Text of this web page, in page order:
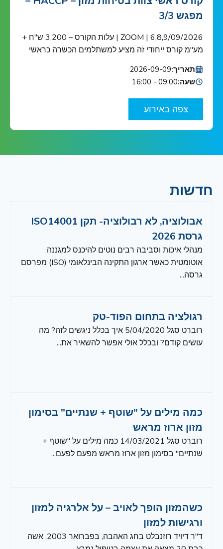
מפגש 3/3
6,8,9/09/2026 | ZOOM | עלות הקורס – 3,200 ש"ח +
מע"מ קורס ייחודי זה מציע למשתלמים הכשרה כראשי
22000 הקורס מוכר ע"י האיגוד הישראלי לאיכות הקורס
מיועד לאנשי מפתח בתחום בטיחות המזון בארגונים
העוסקים בשרשרת אספקת המזון: מגדלי תוצרת
חקלאית, בתי אריזה, מפעלי עיבוד וייצור מזון ומשקאות,
תאריך:2026-09-09
שעה:09:00 - 16:00
צפה באירוע
חדשות
אבולוציה, לא רבולוציה- תקן ISO14001
גרסת 2026
מנהלי איכות וסביבה רבים נוטים להיכנס למגננה
אוטומטית כאשר ארגון התקינה הבינלאומי (ISO) מפרסם
גרסה...
רגולציה בתחום הפוד-טק
רוברט סגל 5/04/2020 איך בכלל ניגשים לזה? מה
עושים קודם? ובכלל אולי אפשר להשאיר את...
כמה מילים על "שוטף + שנתיים" בסימון
מזון ארוז מראש
רוברט סגל 14/03/2021 כמה מילים על "שוטף +
שנתיים" בסימון מזון ארוז מראש מפעם לפעם...
כשהמזון הופך לאויב – על אלרגיה למזון
ורגישות למזון
ד"ר דיויד רוזנבלט בחג האהבה, בפברואר 2003, אשה